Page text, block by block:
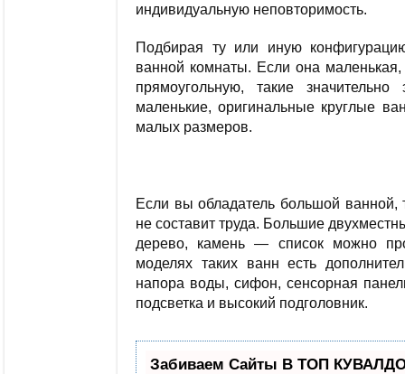
индивидуальную неповторимость.
Подбирая ту или иную
ванной комнаты. Если она
прямоугольную, такие
маленькие, оригинальные круглые
малых размеров.
Если вы обладатель большой
не составит труда. Большие
дерево, камень — список можно
моделях таких ванн есть
напора воды, сифон, сенсорная
подсветка и высокий подголовник.
Забиваем Сайты В ТОП